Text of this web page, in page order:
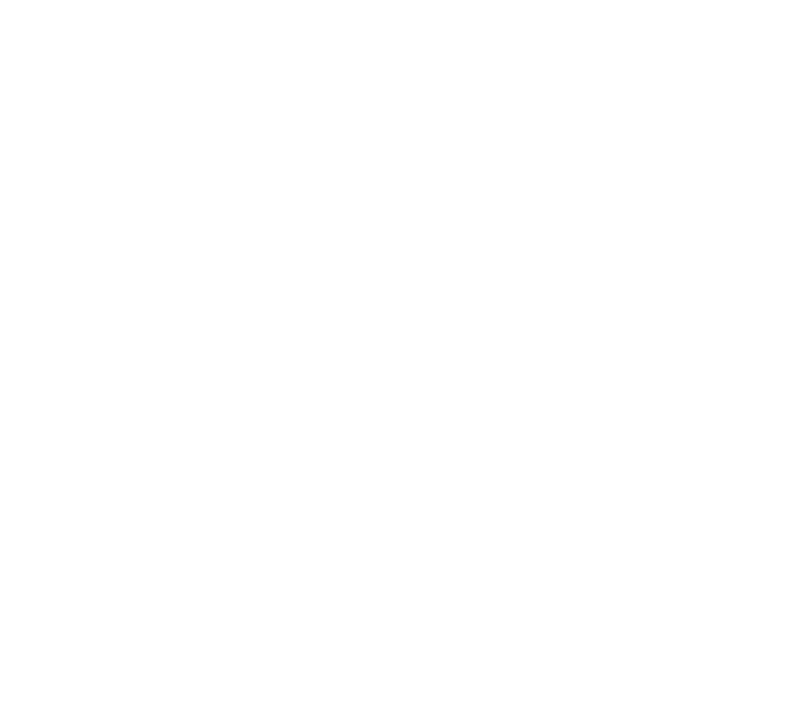
消学籍。
籍且不予退费。
殊情况的学历认定)，可直接拨打天津市广播电视中等专业学校招生办公室电话咨询，以对方答复为准。